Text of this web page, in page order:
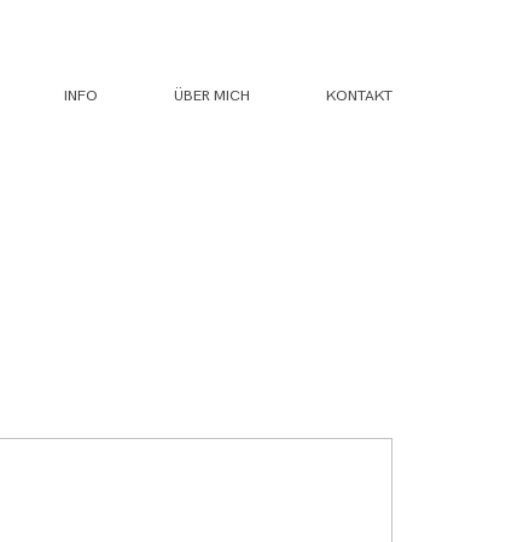
INFO ÜBER MICH KONTAKT